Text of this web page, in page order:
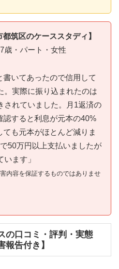
筑区のケーススタディ】
歳・パート・女性
書いてあったので信用して
。実際に振り込まれたのは
されていました。月1返済の
認すると利息が元本の40%
も元本がほとんど減りま
50万円以上支払いましたが
ます」
内容を保証するものではありませ
の口コミ・評判・実態
報告付き】